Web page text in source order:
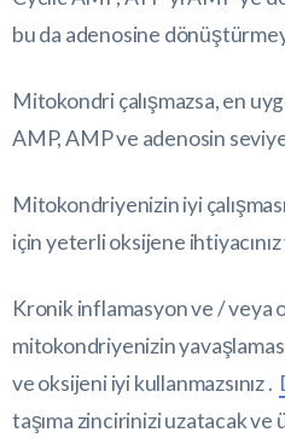
bu da adenosine
Mitokondri çalışmazsa, en
AMP, AMP ve adenosin
Mitokondriyenizin iyi çalışması
için yeterli oksijene ihtiyacınız
Kronik inflamasyon ve / veya
mitokondriyenizin
ve oksijeni iyi kullanmazsınız .
taşıma zincirinizi uzatacak ve